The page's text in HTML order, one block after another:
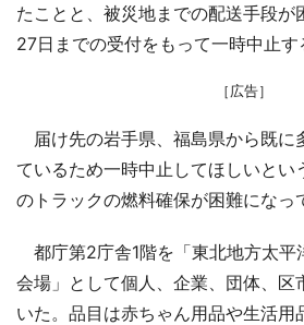
たことと、被災地までの配送手段が
27日までの受付をもって一時中止す
［広告］
届け先の岩手県、福島県から既に
ているため一時中止してほしいとい
のトラックの燃料確保が困難になっ
都庁第2庁舎1階を「東北地方太平
会場」として個人、企業、団体、区
いた。品目は赤ちゃん用品や生活用